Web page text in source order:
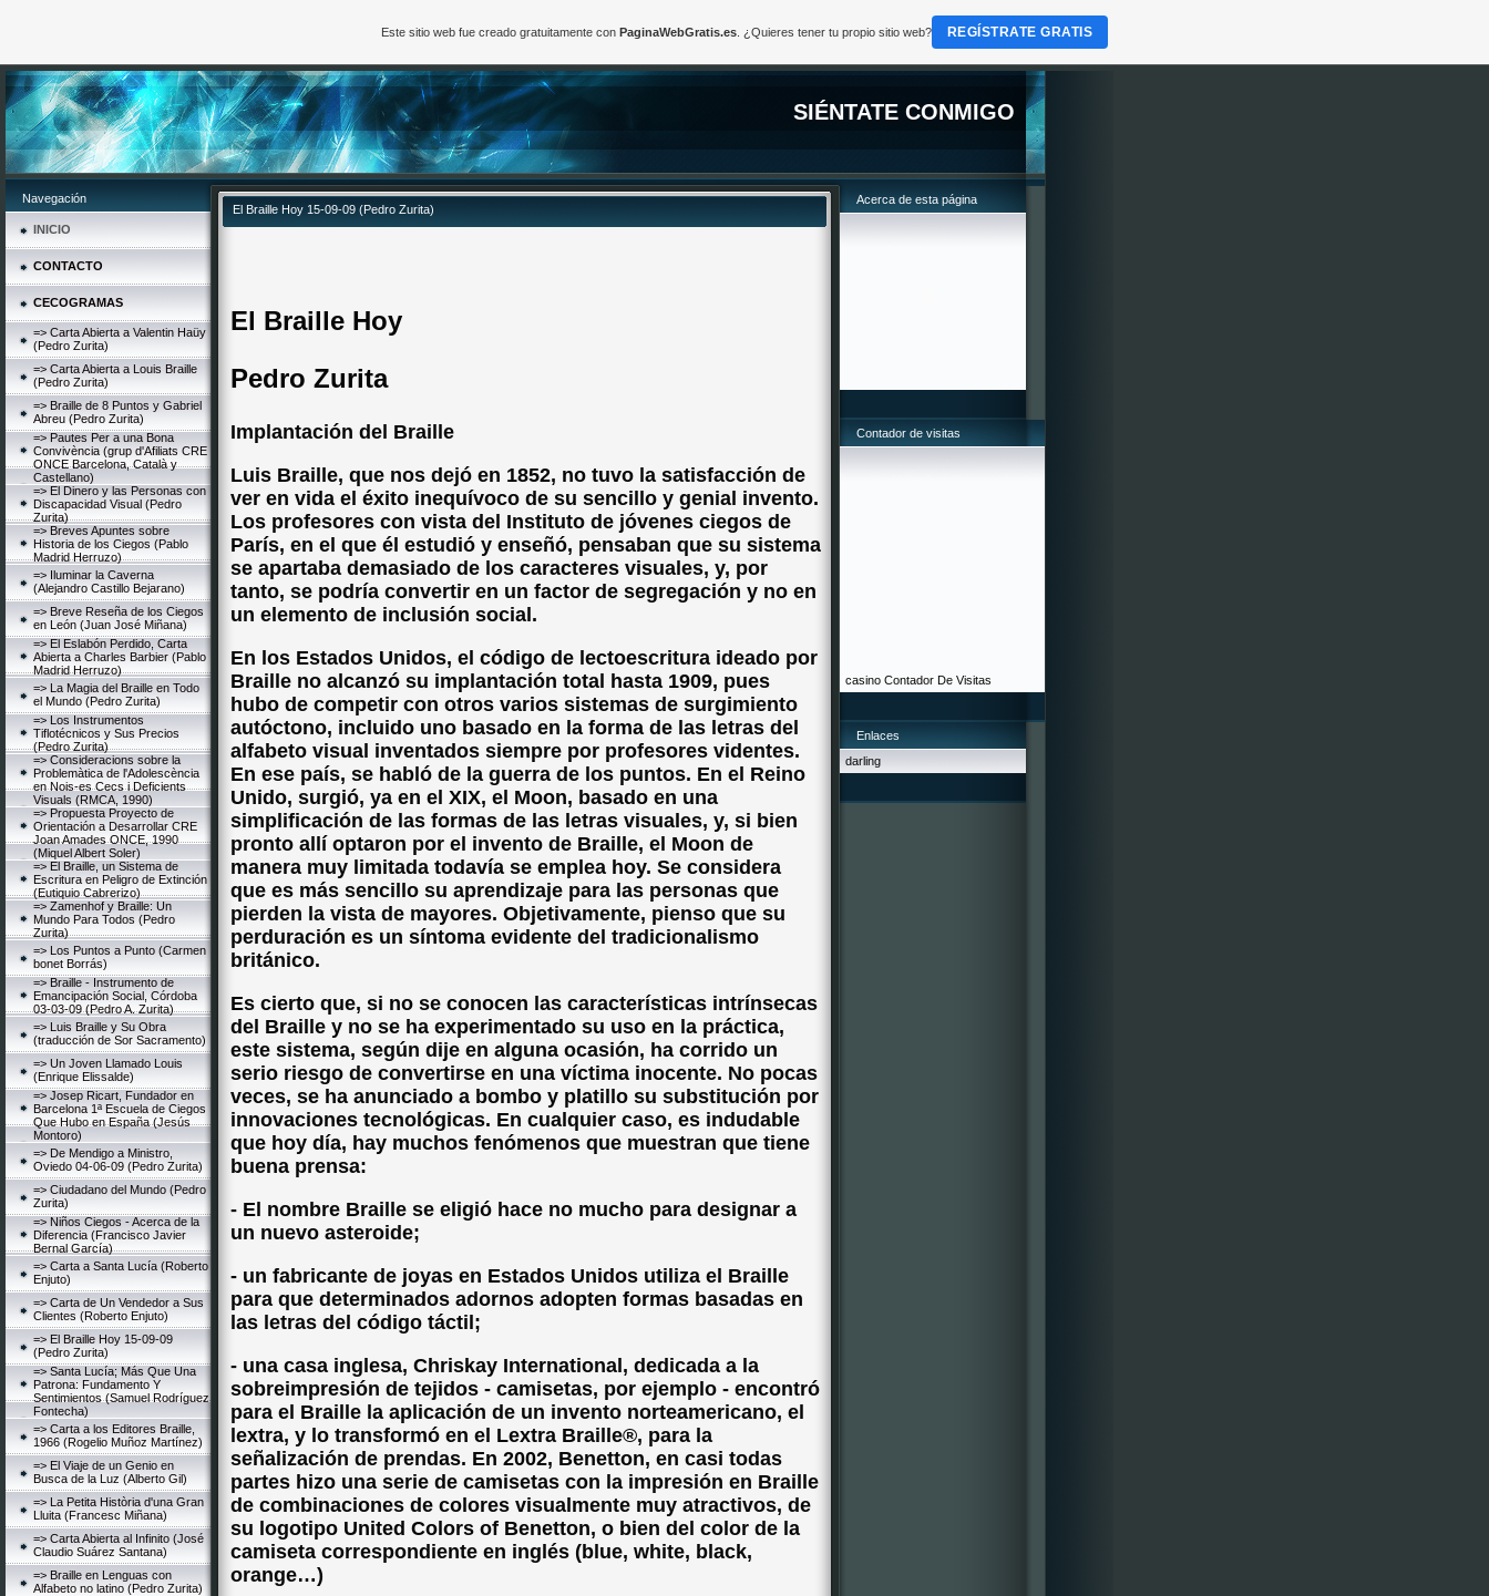
SIÉNTATE CONMIGO
Navegación
INICIO
CONTACTO
CECOGRAMAS
=> Carta Abierta a Valentin Haüy
(Pedro Zurita)
=> Carta Abierta a Louis Braille
(Pedro Zurita)
=> Braille de 8 Puntos y Gabriel
Abreu (Pedro Zurita)
=> Pautes Per a una Bona
Convivència (grup d'Afiliats CRE
ONCE Barcelona, Català y
Castellano)
=> El Dinero y las Personas con
Discapacidad Visual (Pedro
Zurita)
=> Breves Apuntes sobre
Historia de los Ciegos (Pablo
Madrid Herruzo)
=> Iluminar la Caverna
(Alejandro Castillo Bejarano)
=> Breve Reseña de los Ciegos
en León (Juan José Miñana)
=> El Eslabón Perdido, Carta
Abierta a Charles Barbier (Pablo
Madrid Herruzo)
=> La Magia del Braille en Todo
el Mundo (Pedro Zurita)
=> Los Instrumentos
Tiflotécnicos y Sus Precios
(Pedro Zurita)
=> Consideracions sobre la
Problemàtica de l'Adolescència
en Nois-es Cecs i Deficients
Visuals (RMCA, 1990)
=> Propuesta Proyecto de
Orientación a Desarrollar CRE
Joan Amades ONCE, 1990
(Miquel Albert Soler)
=> El Braille, un Sistema de
Escritura en Peligro de Extinción
(Eutiquio Cabrerizo)
=> Zamenhof y Braille: Un
Mundo Para Todos (Pedro
Zurita)
=> Los Puntos a Punto (Carmen
bonet Borrás)
=> Braille - Instrumento de
Emancipación Social, Córdoba
03-03-09 (Pedro A. Zurita)
=> Luis Braille y Su Obra
(traducción de Sor Sacramento)
=> Un Joven Llamado Louis
(Enrique Elissalde)
=> Josep Ricart, Fundador en
Barcelona 1ª Escuela de Ciegos
Que Hubo en España (Jesús
Montoro)
=> De Mendigo a Ministro,
Oviedo 04-06-09 (Pedro Zurita)
=> Ciudadano del Mundo (Pedro
Zurita)
=> Niños Ciegos - Acerca de la
Diferencia (Francisco Javier
Bernal García)
=> Carta a Santa Lucía (Roberto
Enjuto)
=> Carta de Un Vendedor a Sus
Clientes (Roberto Enjuto)
=> El Braille Hoy 15-09-09
(Pedro Zurita)
=> Santa Lucía; Más Que Una
Patrona: Fundamento Y
Sentimientos (Samuel Rodríguez
Fontecha)
=> Carta a los Editores Braille,
1966 (Rogelio Muñoz Martínez)
=> El Viaje de un Genio en
Busca de la Luz (Alberto Gil)
=> La Petita Història d'una Gran
Lluita (Francesc Miñana)
=> Carta Abierta al Infinito (José
Claudio Suárez Santana)
=> Braille en Lenguas con
Alfabeto no latino (Pedro Zurita)
El Braille Hoy 15-09-09 (Pedro Zurita)
El Braille Hoy
Pedro Zurita
Implantación del Braille
Luis Braille, que nos dejó en 1852, no tuvo la satisfacción de
ver en vida el éxito inequívoco de su sencillo y genial invento.
Los profesores con vista del Instituto de jóvenes ciegos de
París, en el que él estudió y enseñó, pensaban que su sistema
se apartaba demasiado de los caracteres visuales, y, por
tanto, se podría convertir en un factor de segregación y no en
un elemento de inclusión social.
En los Estados Unidos, el código de lectoescritura ideado por
Braille no alcanzó su implantación total hasta 1909, pues
hubo de competir con otros varios sistemas de surgimiento
autóctono, incluido uno basado en la forma de las letras del
alfabeto visual inventados siempre por profesores videntes.
En ese país, se habló de la guerra de los puntos. En el Reino
Unido, surgió, ya en el XIX, el Moon, basado en una
simplificación de las formas de las letras visuales, y, si bien
pronto allí optaron por el invento de Braille, el Moon de
manera muy limitada todavía se emplea hoy. Se considera
que es más sencillo su aprendizaje para las personas que
pierden la vista de mayores. Objetivamente, pienso que su
perduración es un síntoma evidente del tradicionalismo
británico.
Es cierto que, si no se conocen las características intrínsecas
del Braille y no se ha experimentado su uso en la práctica,
este sistema, según dije en alguna ocasión, ha corrido un
serio riesgo de convertirse en una víctima inocente. No pocas
veces, se ha anunciado a bombo y platillo su substitución por
innovaciones tecnológicas. En cualquier caso, es indudable
que hoy día, hay muchos fenómenos que muestran que tiene
buena prensa:
- El nombre Braille se eligió hace no mucho para designar a
un nuevo asteroide;
- un fabricante de joyas en Estados Unidos utiliza el Braille
para que determinados adornos adopten formas basadas en
las letras del código táctil;
- una casa inglesa, Chriskay International, dedicada a la
sobreimpresión de tejidos - camisetas, por ejemplo - encontró
para el Braille la aplicación de un invento norteamericano, el
lextra, y lo transformó en el Lextra Braille®, para la
señalización de prendas. En 2002, Benetton, en casi todas
partes hizo una serie de camisetas con la impresión en Braille
de combinaciones de colores visualmente muy atractivos, de
su logotipo United Colors of Benetton, o bien del color de la
camiseta correspondiente en inglés (blue, white, black,
orange…)
Acerca de esta página
Contador de visitas
casino Contador De Visitas
Enlaces
darling
Este sitio web fue creado gratuitamente con PaginaWebGratis.es. ¿Quieres tener tu propio sitio web? REGÍSTRATE GRATIS